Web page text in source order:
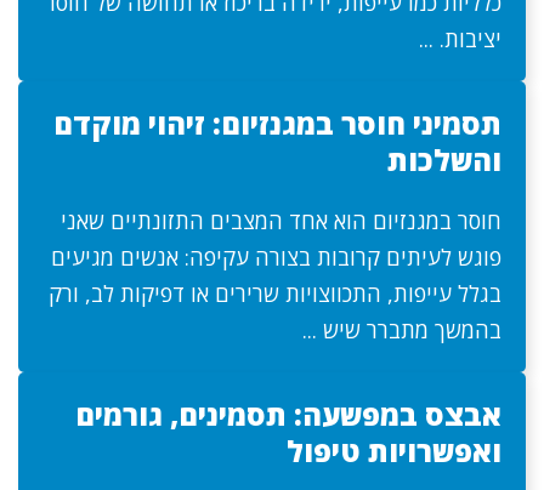
יציבות. ...
תסמיני חוסר במגנזיום: זיהוי מוקדם
והשלכות
חוסר במגנזיום הוא אחד המצבים התזונתיים שאני
פוגש לעיתים קרובות בצורה עקיפה: אנשים מגיעים
בגלל עייפות, התכווצויות שרירים או דפיקות לב, ורק
בהמשך מתברר שיש ...
אבצס במפשעה: תסמינים, גורמים
ואפשרויות טיפול